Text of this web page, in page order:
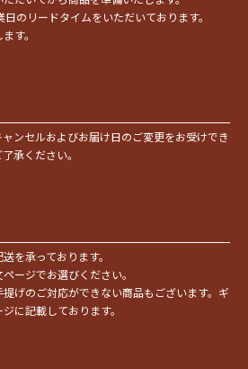
のリードタイムをいただいております。
す。
ンセルおよびお届け日のご変更をお受けでき
承ください。
を承っております。
ージでお選びください。
げのご対応ができない商品もございます。ギ
に記載しております。